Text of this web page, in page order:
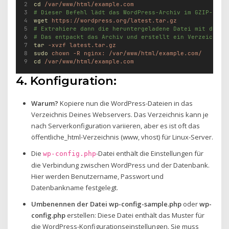
cd /var/www/html/example.com
# Dieser Befehl lädt das WordPress-Archiv im GZIP-
wget https://wordpress.org/latest.tar.gz
# Extrahiere dann die heruntergeladene Datei mit dem
# Das entpackt das Archiv und erstellt ein Verzeichnis
tar -xvzf latest.tar.gz
sudo chown -R nginx:
/var/www/html/example.com/
cd /var/www/html/example.com
4. Konfiguration:
Warum? Kopiere nun die WordPress-Dateien in das
Verzeichnis Deines Webservers. Das Verzeichnis kann je
nach Serverkonfiguration variieren, aber es ist oft das
öffentliche_html-Verzeichnis (www, vhost) für Linux-Server.
Die wp-config.php-Datei enthält die Einstellungen für
die Verbindung zwischen WordPress und der Datenbank.
Hier werden Benutzername, Passwort und
Datenbankname festgelegt.
Umbenennen der Datei wp-config-sample.phpoderwp-
config.phperstellen: Diese Datei enthält das Muster für
die WordPress-Konfigurationseinstellungen. Sie muss